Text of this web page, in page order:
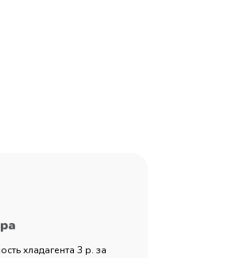
хладагента 3 р. за